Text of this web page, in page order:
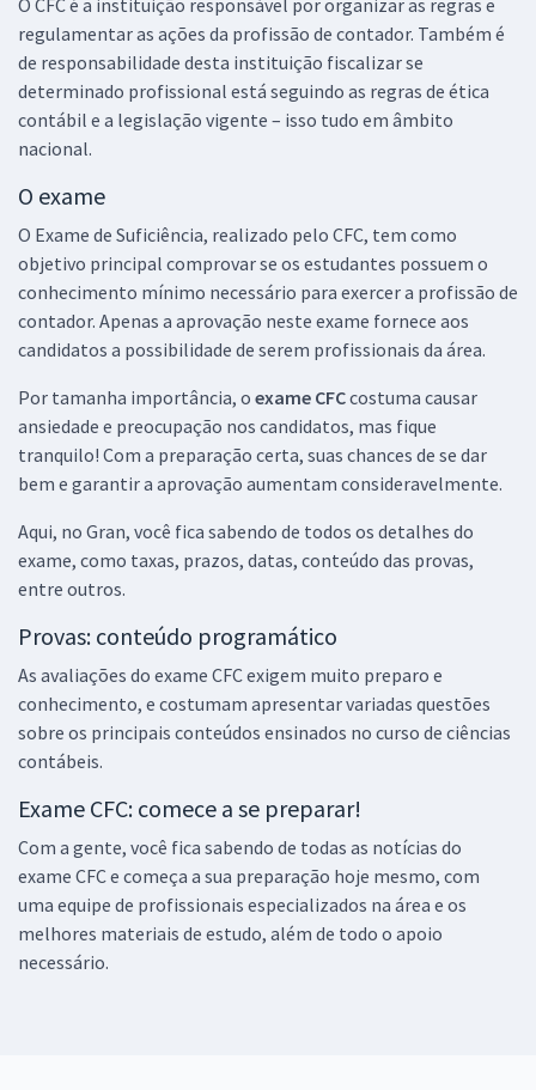
O CFC é a instituição responsável por organizar as regras e
regulamentar as ações da profissão de contador. Também é
de responsabilidade desta instituição fiscalizar se
determinado profissional está seguindo as regras de ética
contábil e a legislação vigente – isso tudo em âmbito
nacional.
O exame
O Exame de Suficiência, realizado pelo CFC, tem como
objetivo principal comprovar se os estudantes possuem o
conhecimento mínimo necessário para exercer a profissão de
contador. Apenas a aprovação neste exame fornece aos
candidatos a possibilidade de serem profissionais da área.
Por tamanha importância, o exame CFCcostuma causar
ansiedade e preocupação nos candidatos, mas fique
tranquilo! Com a preparação certa, suas chances de se dar
bem e garantir a aprovação aumentam consideravelmente.
Aqui, no Gran, você fica sabendo de todos os detalhes do
exame, como taxas, prazos, datas, conteúdo das provas,
entre outros.
Provas: conteúdo programático
As avaliações do exame CFC exigem muito preparo e
conhecimento, e costumam apresentar variadas questões
sobre os principais conteúdos ensinados no curso de ciências
contábeis.
Exame CFC: comece a se preparar!
Com a gente, você fica sabendo de todas as notícias do
exame CFC e começa a sua preparação hoje mesmo, com
uma equipe de profissionais especializados na área e os
melhores materiais de estudo, além de todo o apoio
necessário.